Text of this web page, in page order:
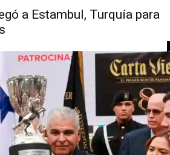
a Estambul, Turquía para